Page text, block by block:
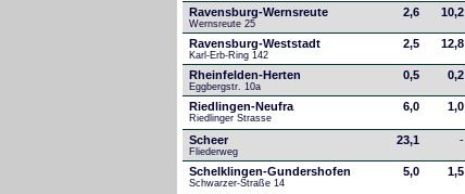
Ravensburg-Wernsreute
Wernsreute 25
2,6 10,2
Ravensburg-Weststadt
Karl-Erb-Ring 142
2,5 12,8
Rheinfelden-Herten
Eggbergstr. 10a
0,5 0,2
Riedlingen-Neufra
Riedlinger Strasse
6,0 1,0
Scheer
Fliederweg
23,1 -
Schelklingen-Gundershofen
Schwarzer-Straße 14
5,0 1,5